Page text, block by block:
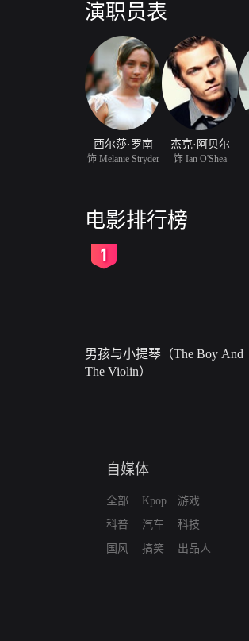
演职员表
西尔莎·罗南
饰 Melanie Stryder
杰克·阿贝尔
饰 Ian O'Shea
电影排行榜
男孩与小提琴（The Boy And
The Violin）
自媒体
全部
科普
国风
Kpop
汽车
搞笑
游戏
科技
出品人